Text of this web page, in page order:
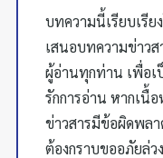
บทความนี้เรียบเรีย
เสนอบทความข่าว
ผู้อ่านทุกท่าน เพื่อ
รักการอ่าน หากเนื้
ข่าวสารมีข้อผิดพลา
ต้องกราบขออภัยล่ว